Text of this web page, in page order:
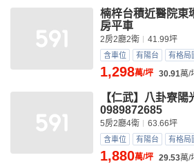
楠梓台積近醫院東
房平車
2房2廳2衛 41.99坪
含車位 有陽台 有格局
1,298萬/坪 30.91萬/
【仁武】八卦寮
0989872685
5房2廳4衛 63.66坪
含車位 有陽台 有格局
1,880萬/坪 29.53萬/